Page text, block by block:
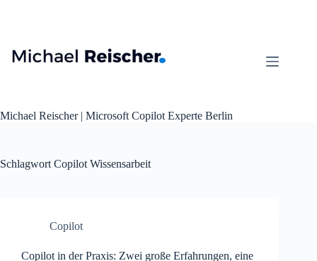
Michael Reischer | Microsoft Copilot Experte Berlin
Schlagwort Copilot Wissensarbeit
Copilot
Copilot in der Praxis: Zwei große Erfahrungen, eine